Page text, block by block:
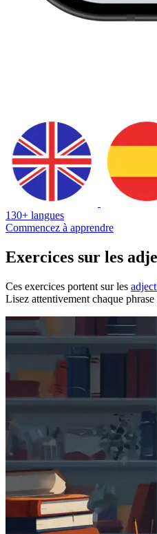
130+ langues
Commencez à apprendre
Exercices sur les
Ces exercices portent sur les
Lisez attentivement chaque